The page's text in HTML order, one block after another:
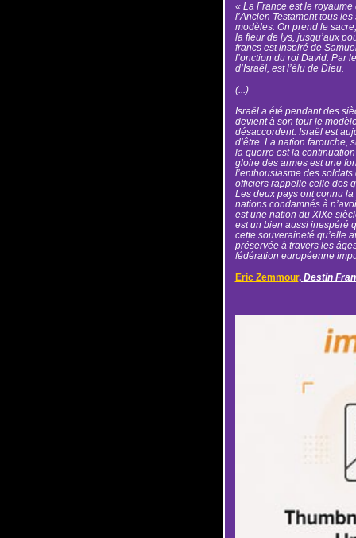
« La France est le
l’Ancien Testament tous
modèles. On prend le
la fleur de lys, jusqu’aux
francs est inspiré de
l’onction du roi David. Par
d’Israël, est l’élu de Dieu.
(...)
Israël a été pendant des
devient à son tour le
désaccordent. Israël est
d’être. La nation farouche,
la guerre est la
gloire des armes est une
l’enthousiasme des soldats
officiers rappelle celle des
Les deux pays ont connu
nations condamnés à
est une nation du XIXe
est un bien aussi inespéré
cette souveraineté qu’elle
préservée à travers les
fédération européenne
Eric Zemmour, Destin